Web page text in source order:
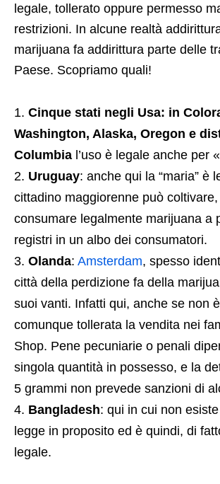
legale, tollerato oppure permesso
restrizioni. In alcune realtà
marijuana fa addirittura parte delle
Paese. Scopriamo quali!
Cinque stati negli Usa: in
Washington, Alaska, Oregon e
Columbia l’uso è legale anche per
Uruguay: anche qui la “maria” è
cittadino maggiorenne può
consumare legalmente marijuana a
registri in un albo dei consumatori.
Olanda: Amsterdam, spesso
città della perdizione fa della
suoi vanti. Infatti qui, anche se non
comunque tollerata la vendita nei
Shop. Pene pecuniarie o penali
singola quantità in possesso, e la
5 grammi non prevede sanzioni di
Bangladesh: qui in cui non
legge in proposito ed è quindi, di
legale.